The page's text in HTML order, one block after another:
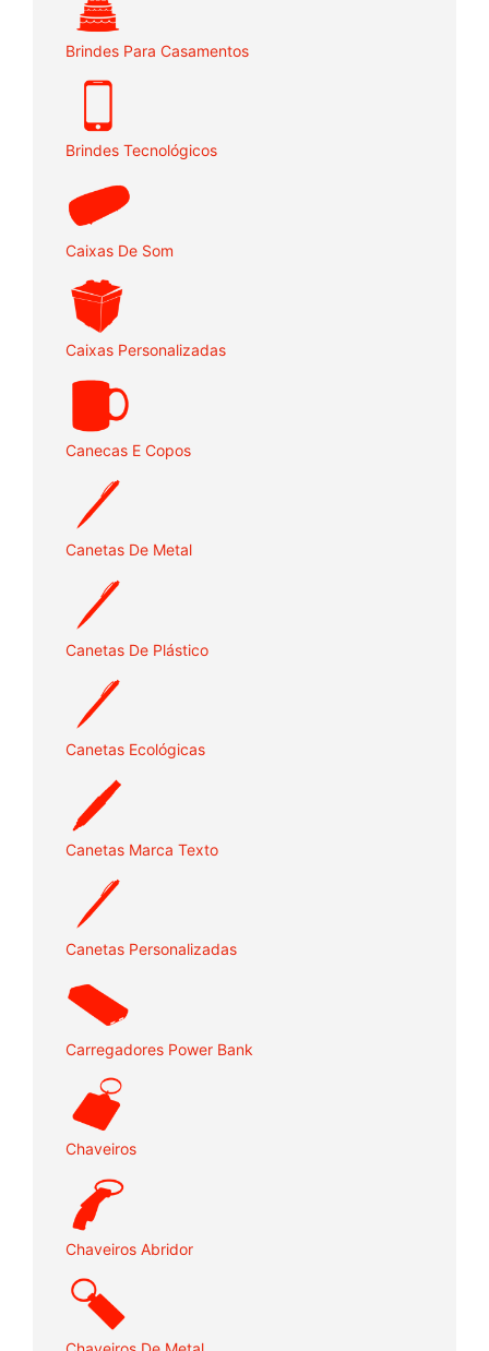
Brindes Para Casamentos
Brindes Tecnológicos
Caixas De Som
Caixas Personalizadas
Canecas E Copos
Canetas De Metal
Canetas De Plástico
Canetas Ecológicas
Canetas Marca Texto
Canetas Personalizadas
Carregadores Power Bank
Chaveiros
Chaveiros Abridor